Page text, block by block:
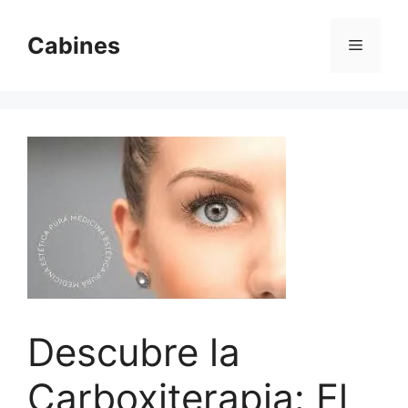
contenido
Cabines Menú
Descubre la
Carboxiterapia: El